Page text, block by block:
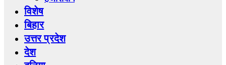
विशेष
बिहार
उत्तर प्रदेश
देश